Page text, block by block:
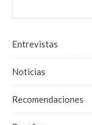
Entrevistas
Noticias
Recomendaciones